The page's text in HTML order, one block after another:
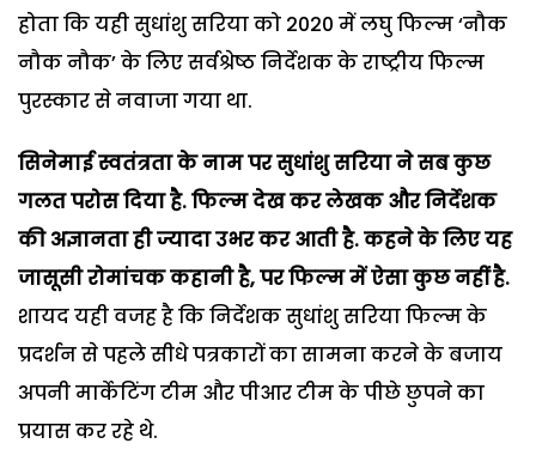
होता कि यही सुधांशु सरिया को 2020 में लघु फिल्म ‘नौक
नौक नौक’ के लिए सर्वश्रेष्ठ निर्देशक के राष्ट्रीय फिल्म
पुरस्कार से नवाजा गया था.
सिनेमाई स्वतंत्रता के नाम पर सुधांशु सरिया ने सब कुछ
गलत परोस दिया है. फिल्म देख कर लेखक और निर्देशक
की अज्ञानता ही ज्यादा उभर कर आती है. कहने के लिए यह
जासूसी रोमांचक कहानी है, पर फिल्म में ऐसा कुछ नहीं है.
शायद यही वजह है कि निर्देशक सुधांशु सरिया फिल्म के
प्रदर्शन से पहले सीधे पत्रकारों का सामना करने के बजाय
अपनी मार्केटिंग टीम और पीआर टीम के पीछे छुपने का
प्रयास कर रहे थे.